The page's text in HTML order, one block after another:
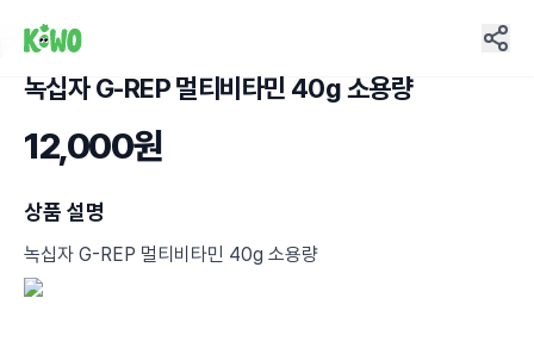
녹십자 G-REP 멀티비타민 40g 소용량
12,000원
상품 설명
녹십자 G-REP 멀티비타민 40g 소용량